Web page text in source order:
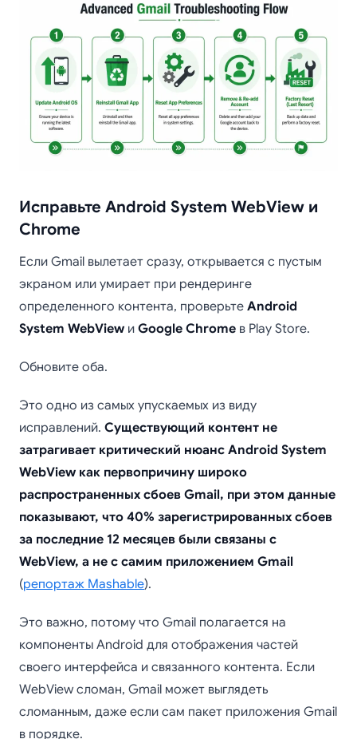
Исправьте Android System WebView и
Chrome
Если Gmail вылетает сразу, открывается с пустым
экраном или умирает при рендеринге
определенного контента, проверьте Android
System WebView и Google Chrome в Play Store.
Обновите оба.
Это одно из самых упускаемых из виду
исправлений. Существующий контент не
затрагивает критический нюанс Android System
WebView как первопричину широко
распространенных сбоев Gmail, при этом данные
показывают, что 40% зарегистрированных сбоев
за последние 12 месяцев были связаны с
WebView, а не с самим приложением Gmail
(репортаж Mashable).
Это важно, потому что Gmail полагается на
компоненты Android для отображения частей
своего интерфейса и связанного контента. Если
WebView сломан, Gmail может выглядеть
сломанным, даже если сам пакет приложения Gmail
в порядке.